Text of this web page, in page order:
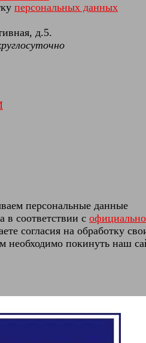
персональных данных
д.5.
персональные данные
в соответствии с
согласия на обработку
необходимо покинуть наш